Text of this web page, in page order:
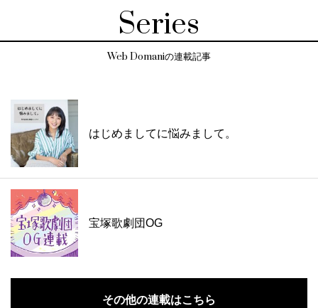
Series
Web Domaniの連載記事
はじめましてに悩みまして。
宝塚歌劇団OG
その他の連載はこちら